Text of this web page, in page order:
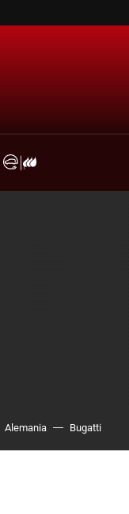
Alemania Bugatti